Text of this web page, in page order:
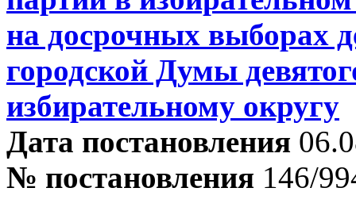
на досрочных выборах
городской Думы
избирательному округу
Дата постановления
№ постановления 146/